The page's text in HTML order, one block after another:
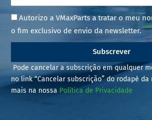
Autorizo a VMaxParts a tratar o meu
o fim exclusivo de envio da newsletter.
Subscrever
Pode cancelar a subscrição em qualquer
no link “Cancelar subscrição” do rodapé da
mais na nossa Política de Privacidade